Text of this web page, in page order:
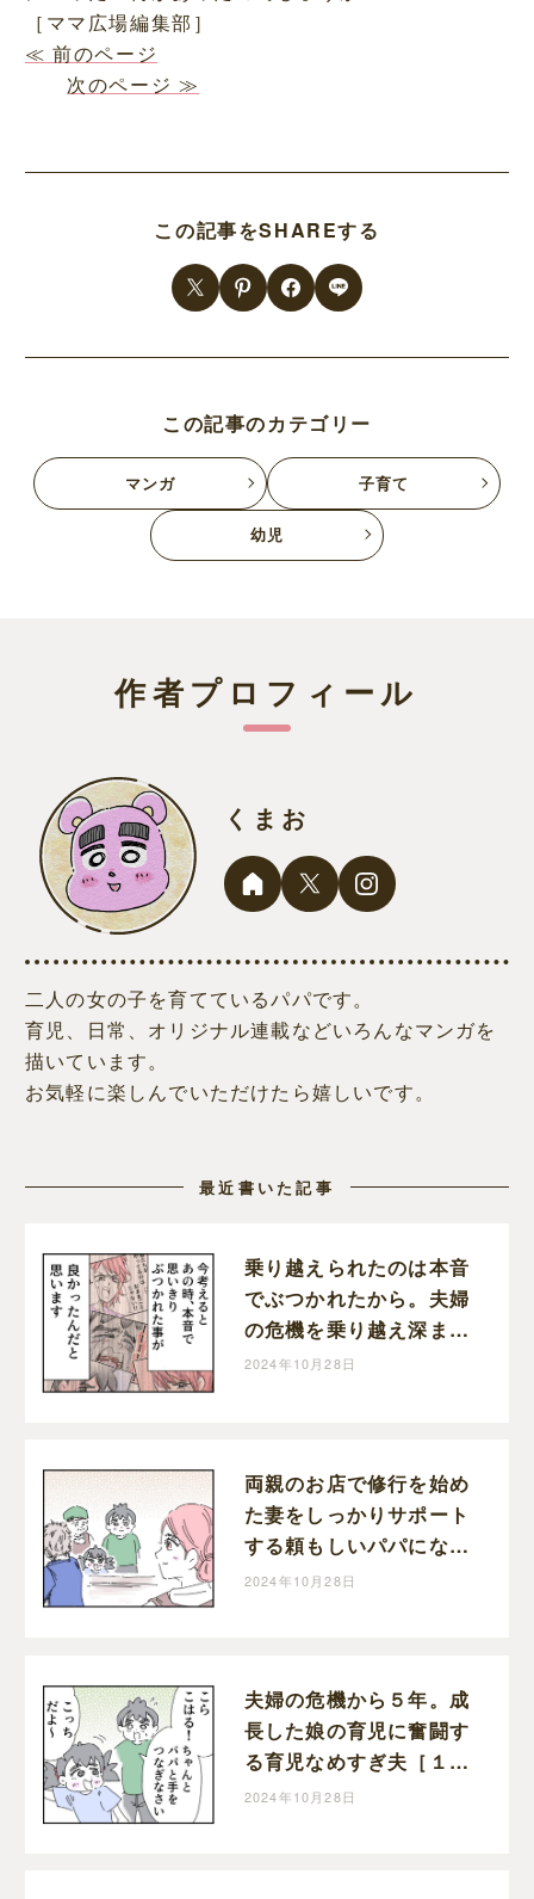
［ママ広場編集部］
≪ 前のページ
次のページ ≫
この記事をSHAREする
この記事のカテゴリー
マンガ 子育て
幼児
作者プロフィール
くまお
二人の女の子を育てているパパです。
育児、日常、オリジナル連載などいろんなマンガを
描いています。
お気軽に楽しんでいただけたら嬉しいです。
最近書いた記事
乗り越えられたのは本音
でぶつかれたから。夫婦
の危機を乗り越え深まっ
た家族の絆。育児なめす
2024年10月28日
両親のお店で修行を始め
た妻をしっかりサポート
する頼もしいパパになっ
た育児なめすぎ夫［２０
2024年10月28日
夫婦の危機から５年。成
長した娘の育児に奮闘す
る育児なめすぎ夫［１９
９］｜くまおのマンガ堂
2024年10月28日